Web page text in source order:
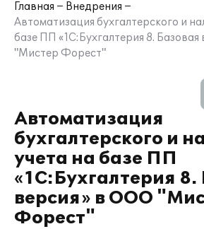
Главная
Внедрения
Автоматизация бухгалтерского и
базе ПП «1С:Бухгалтерия 8.
"Мистер Форест"
Автоматизация
бухгалтерского и
учета на базе ПП
«1С:Бухгалтерия 8.
версия» в ООО
Форест"